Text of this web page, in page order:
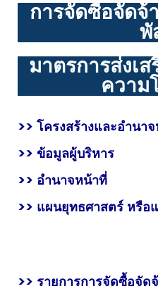
การจัดซื้อจัดจ้
พั
มาตรการส่งเ
ความ
>> โครงสร้างและอำนา
>> ข้อมูลผู้บริหาร
>> อำนาจหน้าที่
>> แผนยุทธศาสตร์ หรื
>> รายการการจัดซื้อจัด